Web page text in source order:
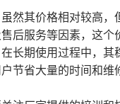
然其价格相对较高，
后服务等因素，这个
长期使用过程中，其
节省大量的时间和维